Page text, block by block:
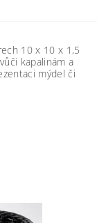
10 x 10 x 1,5
kapalinám a
mýdel či